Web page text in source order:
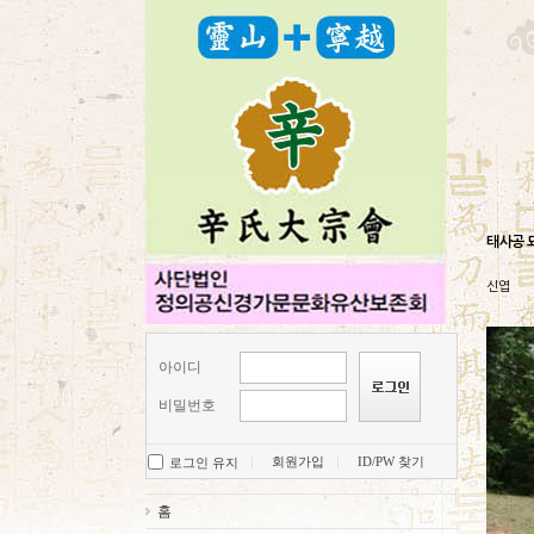
아이디
비밀번호
로그인 유지 회원가입 ID/PW 찾기
홈
태사공
신엽